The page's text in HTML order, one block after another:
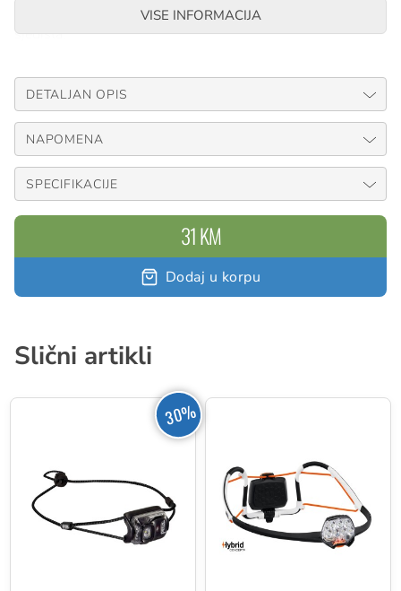
E095BBxx) prednjih svjetala na upravljač bicikla ili stub
sjedišta.
VISE INFORMACIJA
DETALJAN OPIS
NAPOMENA
SPECIFIKACIJE
31 KM
Dodaj u korpu
Slični artikli
30%